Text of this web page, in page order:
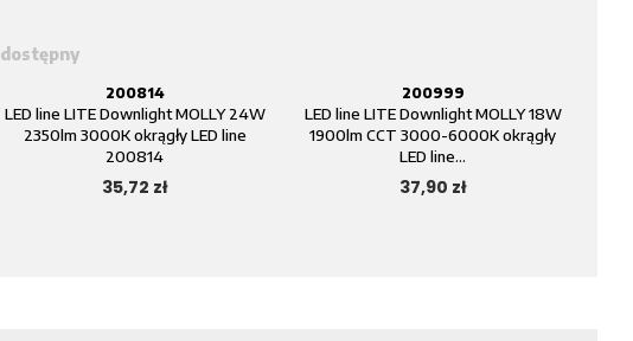
dostępny
200814
LED line LITE Downlight MOLLY 24W
2350lm 3000K okrągły LED line
200814
35,72 zł
200999
LED line LITE Downlight MOLLY 18W
1900lm CCT 3000-6000K okrągły
LED line...
37,90 zł